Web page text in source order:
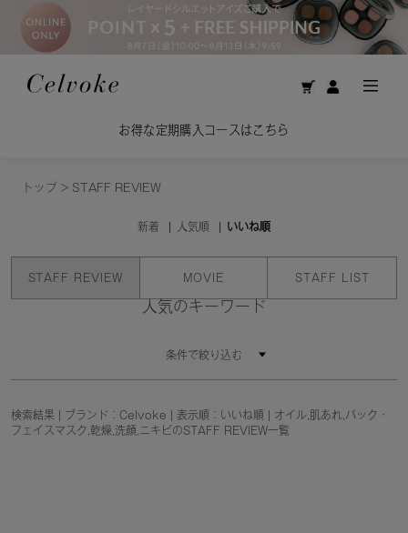
お得な定期購入コースはこちら
トップ > STAFF REVIEW
新着 人気順 いいね順
STAFF REVIEW MOVIE STAFF LIST
人気のキーワード
条件で絞り込む
検索結果 | ブランド：Celvoke | 表示順：いいね順 | オイル,肌あれ,パック・
フェイスマスク,乾燥,洗顔,ニキビのSTAFF REVIEW一覧